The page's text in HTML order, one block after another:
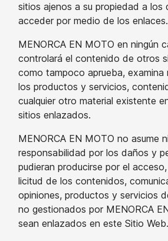
sitios ajenos a su propiedad a los
acceder por medio de los enlaces.
MENORCA EN MOTO en ningún
controlará el contenido de otros
como tampoco aprueba, examina
los productos y servicios,
cualquier otro material existente
sitios enlazados.
MENORCA EN MOTO no asume
responsabilidad por los daños y
pudieran producirse por el
licitud de los contenidos,
opiniones, productos y servicios
no gestionados por MENORCA
sean enlazados en este Sitio Web.